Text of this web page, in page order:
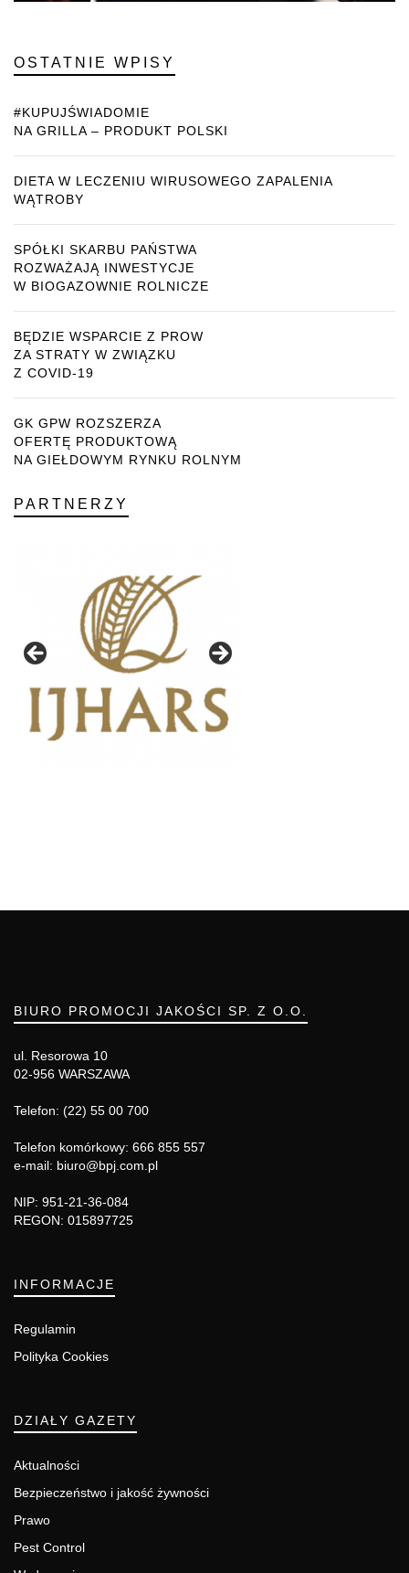
OSTATNIE WPISY
#KUPUJŚWIADOMIE
NA GRILLA – PRODUKT POLSKI
DIETA W LECZENIU WIRUSOWEGO ZAPALENIA
WĄTROBY
SPÓŁKI SKARBU PAŃSTWA
ROZWAŻAJĄ INWESTYCJE
W BIOGAZOWNIE ROLNICZE
BĘDZIE WSPARCIE Z PROW
ZA STRATY W ZWIĄZKU
Z COVID-19
GK GPW ROZSZERZA
OFERTĘ PRODUKTOWĄ
NA GIEŁDOWYM RYNKU ROLNYM
PARTNERZY
BIURO PROMOCJI JAKOŚCI SP. Z O.O.
ul. Resorowa 10
02-956 WARSZAWA
Telefon: (22) 55 00 700
Telefon komórkowy: 666 855 557
e-mail: biuro@bpj.com.pl
NIP: 951-21-36-084
REGON: 015897725
INFORMACJE
Regulamin
Polityka Cookies
DZIAŁY GAZETY
Aktualności
Bezpieczeństwo i jakość żywności
Prawo
Pest Control